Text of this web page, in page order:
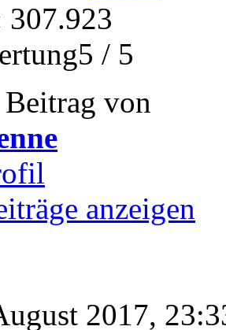
307.923
/ 5
von
anzeigen
2017,